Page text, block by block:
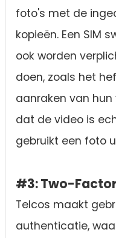
foto's met de
kopieën. Een SIM
ook worden
doen, zoals het
aanraken van hun
dat de video is
gebruikt een foto
#3: Two-
Telcos maakt
authenticatie,